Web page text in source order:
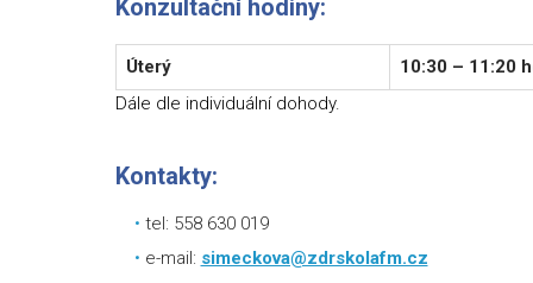
Konzultační hodiny:
Úterý
10:30 – 11:20
Dále dle individuální dohody.
Kontakty:
tel: 558 630 019
e-mail: simeckova@zdrskolafm.cz